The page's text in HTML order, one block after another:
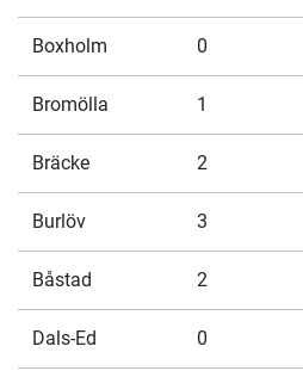
Boxholm 0
Bromölla 1
Bräcke 2
Burlöv 3
Båstad 2
Dals-Ed 0